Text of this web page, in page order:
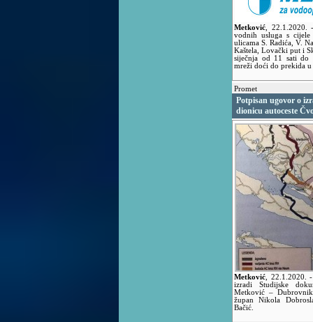
Metković 22.1.2020.
vodnih usluga s cijele
ulicama S. Radića, V.
Kaštela, Lovački put i
siječnja od 11 sati do
mreži doći do prekida
Promet
Potpisan ugovor o
dionicu autoceste
Metković 22.1.2020.
izradi Studijske
Metković –
župan Nikola
Bačić.